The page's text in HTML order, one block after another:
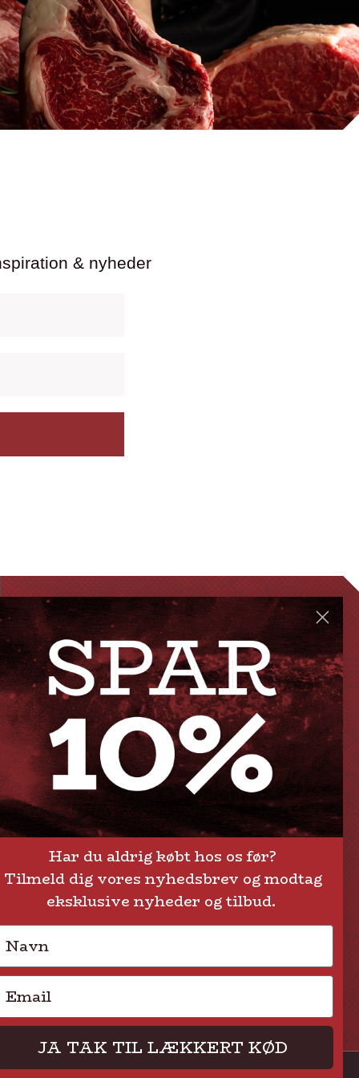
& nyheder
GENVEJE
Handelsbetingelser
FAQ
Levering eller afhentning
Om Steak-out.dk
Persondatapolitik
Har du aldrig købt hos os før?
Tilmeld dig vores nyhedsbrev og modtag
eksklusive nyheder og tilbud.
JA TAK TIL LÆKKERT KØD